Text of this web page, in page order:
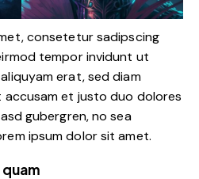
consetetur sadipscing
tempor invidunt ut
erat, sed diam
et justo duo dolores
gubergren, no sea
ipsum dolor sit amet.